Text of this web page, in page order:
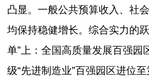
凸显。一般公共预算收入、社
均保持稳健增长。综合实力的
单”上：全国高质量发展百强园
级“先进制造业”百强园区进位